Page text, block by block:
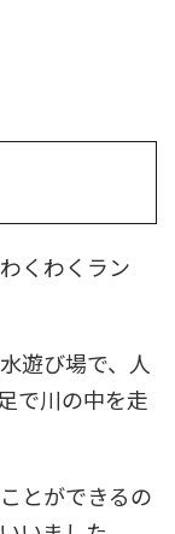
くわくラン
遊び場で、人
で川の中を走
とができるの